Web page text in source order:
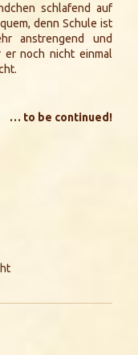
schlafend auf
denn Schule ist
anstrengend und
er noch nicht einmal
… to be continued!